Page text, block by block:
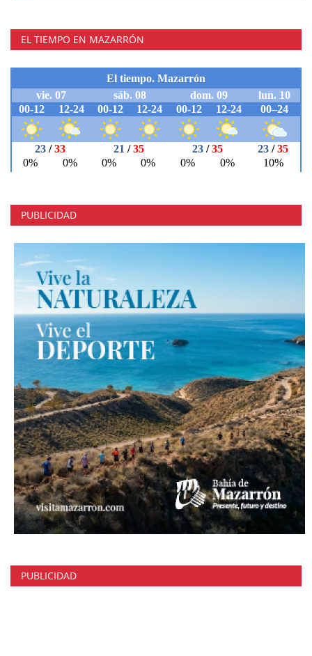
EL TIEMPO EN MAZARRÓN
PUBLICIDAD
PUBLICIDAD